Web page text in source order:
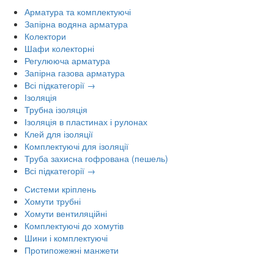
Арматура та комплектуючі
Запірна водяна арматура
Колектори
Шафи колекторні
Регулююча арматура
Запірна газова арматура
Всі підкатегорії →
Ізоляція
Трубна ізоляція
Ізоляція в пластинах і рулонах
Клей для ізоляції
Комплектуючі для ізоляції
Труба захисна гофрована (пешель)
Всі підкатегорії →
Системи кріплень
Хомути трубні
Хомути вентиляційні
Комплектуючі до хомутів
Шини і комплектуючі
Протипожежні манжети